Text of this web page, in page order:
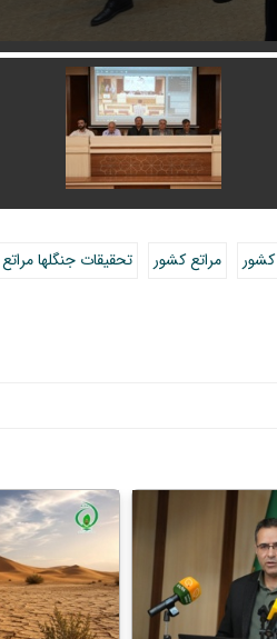
کشور مراتع کشور تحقیقات جنگلها